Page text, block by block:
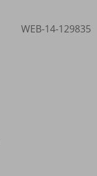
WEB-14-129835